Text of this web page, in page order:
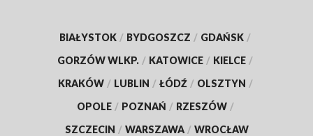
BIAŁYSTOK / BYDGOSZCZ / GDAŃSK /
GORZÓW WLKP. / KATOWICE / KIELCE /
KRAKÓW / LUBLIN / ŁÓDŹ / OLSZTYN /
OPOLE / POZNAŃ / RZESZÓW /
SZCZECIN / WARSZAWA / WROCŁAW